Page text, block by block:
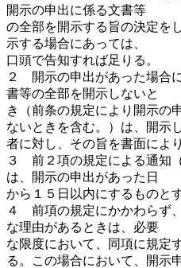
開示の申出に係る文書等
の全部を開示する旨の決定を
示する場合にあっては、
口頭で告知すれば足りる。
２ 開示の申出があった場合
書等の全部を開示しないと
き（前条の規定により開示の
ないときを含む。）は、開示
者に対し、その旨を書面によ
３ 前２項の規定による通知
は、開示の申出があった日
から１５日以内にするものとす
４ 前項の規定にかかわらず
な理由があるときは、必要
な限度において、同項に規定
る。この場合において、開示